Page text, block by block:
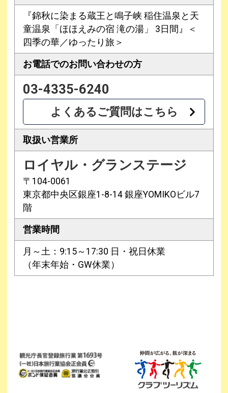
『錦秋に染まる蔵王と鳴子峡 稲住温泉と天
童温泉「ほほえみの宿 滝の湯」 3日間』＜
四季の華／ゆったり旅＞
お電話でのお問い合わせの方
03-4335-6240
よくあるご質問はこちら
取扱い営業所
ロイヤル・グランステージ
〒104-0061
東京都中央区銀座1-8-14 銀座YOMIKOビル7
階
営業時間
月～土：9:15～17:30 日・祝日休業
（年末年始・GW休業）